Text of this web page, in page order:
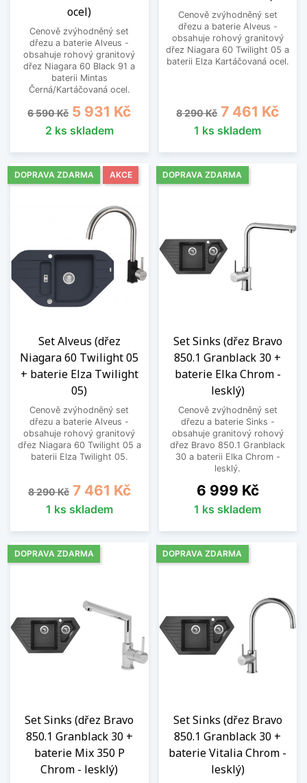
ocel)
Cenově zvýhodněný set
dřezu a baterie Alveus -
obsahuje rohový granitový
dřez Niagara 60 Black 91 a
baterii Mintas
Černá/Kartáčovaná ocel.
Běžná cena
6 590 Kč Cena
5 931 Kč
2 ks skladem
Cenově zvýhodněný set
dřezu a baterie Alveus -
obsahuje rohový granitový
dřez Niagara 60 Twilight 05 a
baterii Elza Kartáčovaná ocel.
Běžná cena
8 290 Kč Cena
7 461 Kč
1 ks skladem
Set Alveus (dřez
Niagara 60 Twilight 05
+ baterie Elza Twilight
05)
Cenově zvýhodněný set
dřezu a baterie Alveus -
obsahuje rohový granitový
dřez Niagara 60 Twilight 05 a
baterii Elza Twilight 05.
Běžná cena
8 290 Kč Cena
7 461 Kč
1 ks skladem
DOPRAVA ZDARMA AKCE
Set Sinks (dřez Bravo
850.1 Granblack 30 +
baterie Elka Chrom -
lesklý)
Cenově zvýhodněný set
dřezu a baterie Sinks -
obsahuje granitový rohový
dřez Bravo 850.1 Granblack
30 a baterii Elka Chrom -
lesklý.
Cena
6 999 Kč
1 ks skladem
DOPRAVA ZDARMA
Set Sinks (dřez Bravo
850.1 Granblack 30 +
baterie Mix 350 P
Chrom - lesklý)
DOPRAVA ZDARMA
Set Sinks (dřez Bravo
850.1 Granblack 30 +
baterie Vitalia Chrom -
lesklý)
DOPRAVA ZDARMA